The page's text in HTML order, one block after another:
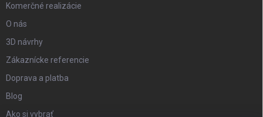
Komerčné realizácie
O nás
3D návrhy
Zákaznícke referencie
Doprava a platba
Blog
Ako si vybrať